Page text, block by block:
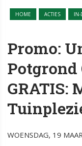
HOME ACTIES IN-
Promo:
Potgrond
GRATIS:
WOENSDAG, 19